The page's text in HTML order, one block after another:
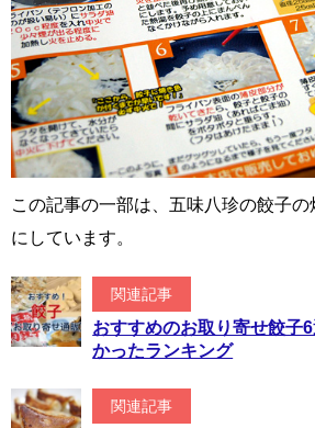
この記事の一部は、五味八珍の餃子
にしています。
関連記事
おすすめのお取り寄せ餃子
かったランキング
関連記事